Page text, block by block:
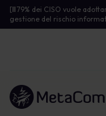
[Il79% dei CISO vuole
gestione del rischio
Link alla homepage